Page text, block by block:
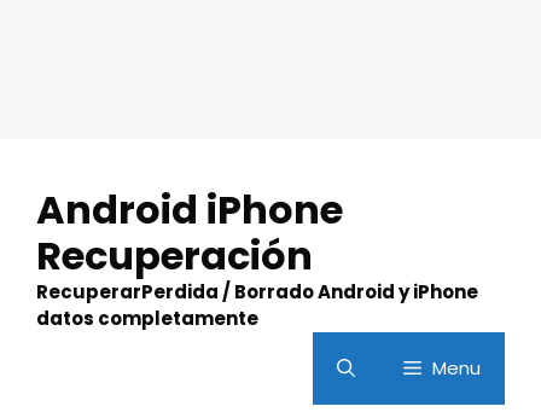
content
Android iPhone
Recuperación
RecuperarPerdida / Borrado Android y iPhone
datos completamente
Menu